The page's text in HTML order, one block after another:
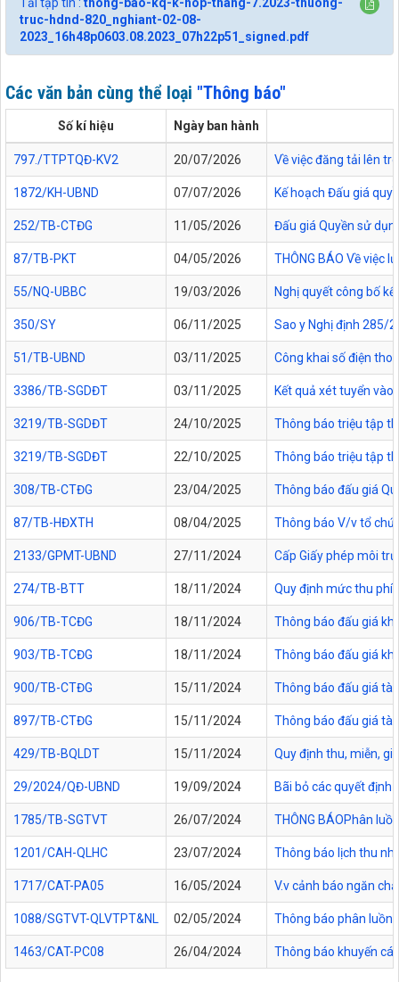
truc-hdnd-820_nghiant-02-08-
2023_16h48p0603.08.2023_07h22p51_signed.pdf
Các văn bản cùng thể loại "Thông báo"
Số kí hiệu Ngày ban hành
797./TTPTQĐ-KV2 20/07/2026 Về việc đăng tải lên
1872/KH-UBND 07/07/2026 Kế hoạch Đấu giá
252/TB-CTĐG 11/05/2026 Đấu giá Quyền sử
87/TB-PKT 04/05/2026 THÔNG BÁO Về việc
55/NQ-UBBC 19/03/2026 Nghị quyết công bố
350/SY 06/11/2025 Sao y Nghị định 285/
51/TB-UBND 03/11/2025 Công khai số điện
3386/TB-SGDĐT 03/11/2025 Kết quả xét tuyển
3219/TB-SGDĐT 24/10/2025 Thông báo triệu tập
3219/TB-SGDĐT 22/10/2025 Thông báo triệu tập
308/TB-CTĐG 23/04/2025 Thông báo đấu giá
87/TB-HĐXTH 08/04/2025 Thông báo V/v tổ
2133/GPMT-UBND 27/11/2024 Cấp Giấy phép môi
274/TB-BTT 18/11/2024 Quy định mức thu
906/TB-TCĐG 18/11/2024 Thông báo đấu giá
903/TB-TCĐG 18/11/2024 Thông báo đấu giá
900/TB-CTĐG 15/11/2024 Thông báo đấu giá tài
897/TB-CTĐG 15/11/2024 Thông báo đấu giá tài
429/TB-BQLDT 15/11/2024 Quy định thu, miễn,
29/2024/QĐ-UBND 19/09/2024 Bãi bỏ các quyết định
1785/TB-SGTVT 26/07/2024 THÔNG BÁOPhân
1201/CAH-QLHC 23/07/2024 Thông báo lịch thu
1717/CAT-PA05 16/05/2024 V.v cảnh báo ngăn
1088/SGTVT-QLVTPT&NL 02/05/2024 Thông báo phân
1463/CAT-PC08 26/04/2024 Thông báo khuyến